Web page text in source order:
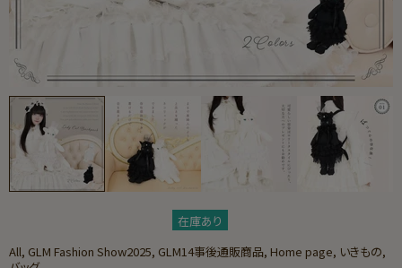
在庫あり
All, GLM Fashion Show2025, GLM14事後通販商品, Home page, いきもの,